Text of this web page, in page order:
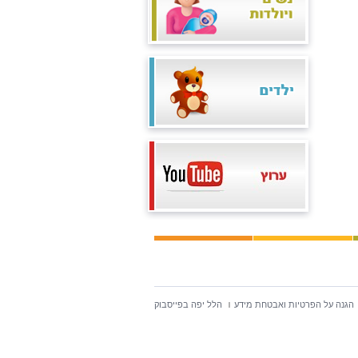
הגנה על הפרטיות ואבטחת מידע הלל יפה בפייסבוק